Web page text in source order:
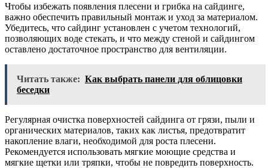
Чтобы избежать появления плесени и грибка на сайдинге,
важно обеспечить правильный монтаж и уход за материалом.
Убедитесь, что сайдинг установлен с учетом технологий,
позволяющих воде стекать, и что между стеной и сайдингом
оставлено достаточное пространство для вентиляции.
Читать также: Как выбрать панели для облицовки
беседки
Регулярная очистка поверхностей сайдинга от грязи, пыли и
органических материалов, таких как листья, предотвратит
накопление влаги, необходимой для роста плесени.
Рекомендуется использовать мягкие моющие средства и
мягкие щетки или тряпки, чтобы не повредить поверхность.